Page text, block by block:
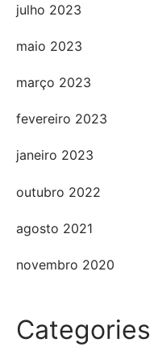
julho 2023
maio 2023
março 2023
fevereiro 2023
janeiro 2023
outubro 2022
agosto 2021
novembro 2020
Categories